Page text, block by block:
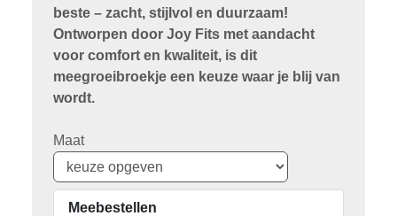
beste – zacht, stijlvol en duurzaam!
Ontworpen door Joy Fits met aandacht
voor comfort en kwaliteit, is dit
meegroeibroekje een keuze waar je blij van
wordt.
Maat
Meebestellen